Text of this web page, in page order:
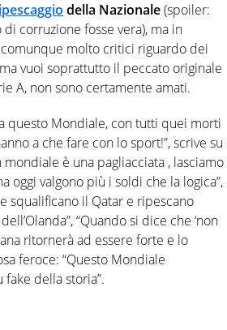
della Nazionale(spoiler:
corruzione fosse vera), ma in
molto critici riguardo dei
vuoi soprattutto il peccato originale
A, non sono certamente amati.
questo Mondiale, con tutti quei morti
a che fare con lo sport!”, scrive su
è una pagliacciata , lasciamo
valgono più i soldi che la logica”,
squalificano il Qatar e ripescano
“Quando si dice che ‘non
ritornerà ad essere forte e lo
feroce: “Questo Mondiale
della storia”.